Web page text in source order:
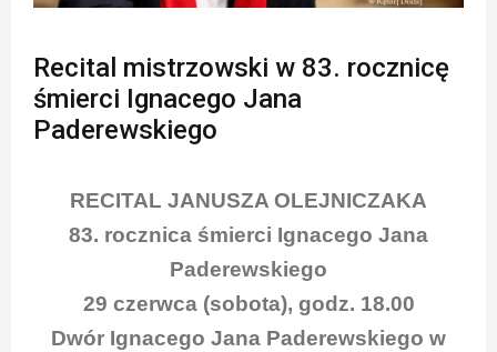
Recital mistrzowski w 83. rocznicę
śmierci Ignacego Jana
Paderewskiego
RECITAL JANUSZA OLEJNICZAKA
83. rocznica śmierci Ignacego Jana
Paderewskiego
29 czerwca (sobota), godz. 18.00
Dwór Ignacego Jana Paderewskiego w